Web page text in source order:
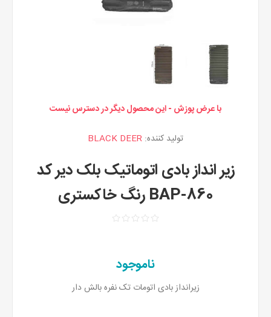
با عرض پوزش - این محصول دیگر در دسترس نیست
تولید کننده: BLACK DEER
زیر انداز بادی اتوماتیک بلک دیر کد
BAP-860 رنگ خاکستری
ناموجود
زیرانداز بادی اتومات تک نفره بالش دار